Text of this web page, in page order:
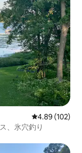
レビュー102
4.89 (102)
、氷穴釣り